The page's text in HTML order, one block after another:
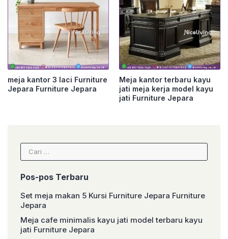
meja kantor 3 laci Furniture
Jepara Furniture Jepara
Meja kantor terbaru kayu
jati meja kerja model kayu
jati Furniture Jepara
Cari
untuk:
Pos-pos Terbaru
Set meja makan 5 Kursi Furniture Jepara Furniture
Jepara
Meja cafe minimalis kayu jati model terbaru kayu
jati Furniture Jepara